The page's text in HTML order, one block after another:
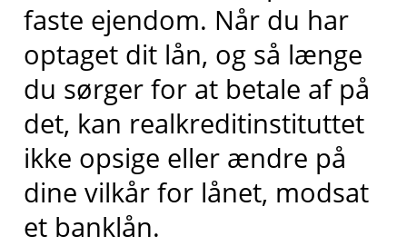
faste ejendom. Når du har
optaget dit lån, og så længe
du sørger for at betale af på
det, kan realkreditinstituttet
ikke opsige eller ændre på
dine vilkår for lånet, modsat
et banklån.